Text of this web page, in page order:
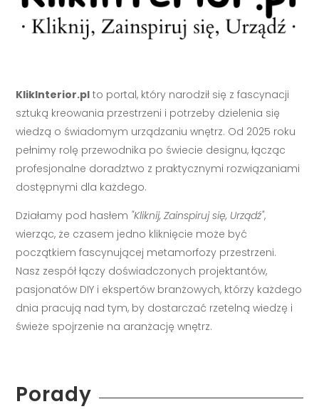
KlikInterior.pl to portal, który narodził się z fascynacji
sztuką kreowania przestrzeni i potrzeby dzielenia się
wiedzą o świadomym urządzaniu wnętrz. Od 2025 roku
pełnimy rolę przewodnika po świecie designu, łącząc
profesjonalne doradztwo z praktycznymi rozwiązaniami
dostępnymi dla każdego.
Działamy pod hasłem "Kliknij, Zainspiruj się, Urządź",
wierząc, że czasem jedno kliknięcie może być
początkiem fascynującej metamorfozy przestrzeni.
Nasz zespół łączy doświadczonych projektantów,
pasjonatów DIY i ekspertów branżowych, którzy każdego
dnia pracują nad tym, by dostarczać rzetelną wiedzę i
świeże spojrzenie na aranżację wnętrz.
Porady